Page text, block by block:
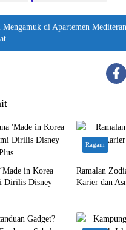
di Apartemen
in Korea
Dirilis Disney
Ragam
Ramalan
Karier dan